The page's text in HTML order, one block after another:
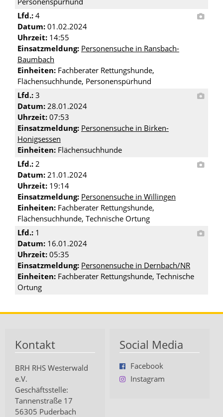
Lfd.: 4
Datum: 01.02.2024
Uhrzeit: 14:55
Einsatzmeldung: Personensuche in Ransbach-
Baumbach
Einheiten: Fachberater Rettungshunde,
Flächensuchhunde, Personenspürhund
Lfd.: 3
Datum: 28.01.2024
Uhrzeit: 07:53
Einsatzmeldung: Personensuche in Birken-
Honigsessen
Einheiten: Flächensuchhunde
Lfd.: 2
Datum: 21.01.2024
Uhrzeit: 19:14
Einsatzmeldung: Personensuche in Willingen
Einheiten: Fachberater Rettungshunde,
Flächensuchhunde, Technische Ortung
Lfd.: 1
Datum: 16.01.2024
Uhrzeit: 05:35
Einsatzmeldung: Personensuche in Dernbach/NR
Einheiten: Fachberater Rettungshunde, Technische
Ortung
Kontakt
BRH RHS Westerwald
e.V.
Geschäftsstelle:
Tannenstraße 17
56305 Puderbach
Social Media
Facebook
Instagram